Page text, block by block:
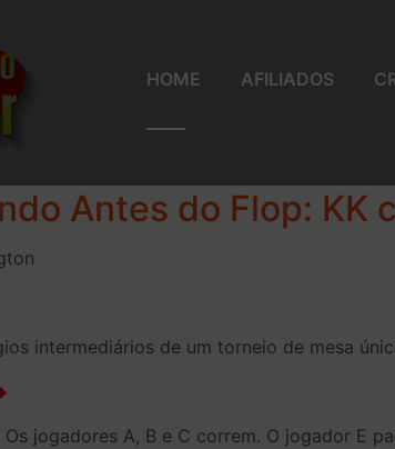
HOME AFILIADOS
Antes do Flop: KK
intermediários de um torneio de mesa
Os jogadores A, B e C correm. O jogador E